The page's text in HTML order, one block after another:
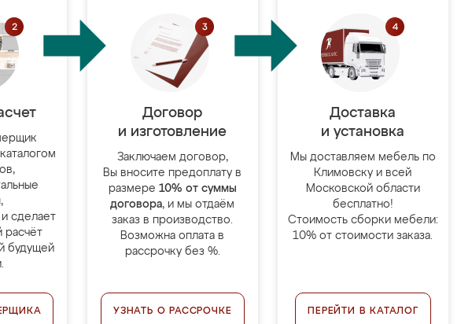
сделает
расчёт
будущей
Договор
и изготовление
Заключаем договор,
Вы вносите предоплату в
размере 10% от суммы
договора, и мы отдаём
заказ в производство.
Возможна оплата в
рассрочку без %.
УЗНАТЬ О РАССРОЧКЕ
Доставка
и установка
Мы доставляем мебель по
Климовску и всей
Московской области
бесплатно!
Стоимость сборки мебели:
10% от стоимости заказа.
ПЕРЕЙТИ В КАТАЛОГ